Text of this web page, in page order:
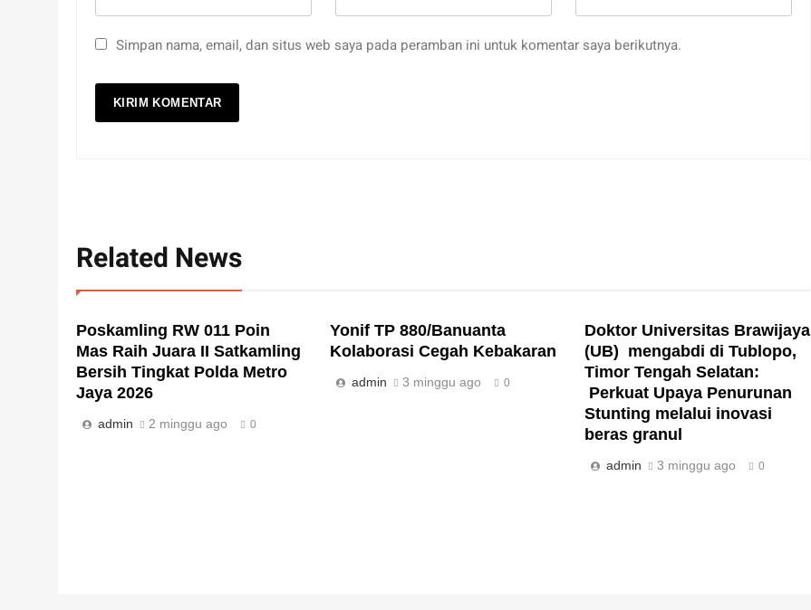
Simpan nama, email, dan situs web saya pada peramban ini untuk komentar saya berikutnya.
Related News
Poskamling RW 011 Poin
Mas Raih Juara II Satkamling
Bersih Tingkat Polda Metro
Jaya 2026
admin 2 minggu ago 0
Yonif TP 880/Banuanta
Kolaborasi Cegah Kebakaran
admin 3 minggu ago 0
Doktor Universitas Brawijaya
(UB) mengabdi di Tublopo,
Timor Tengah Selatan:
Perkuat Upaya Penurunan
Stunting melalui inovasi
beras granul
admin 3 minggu ago 0